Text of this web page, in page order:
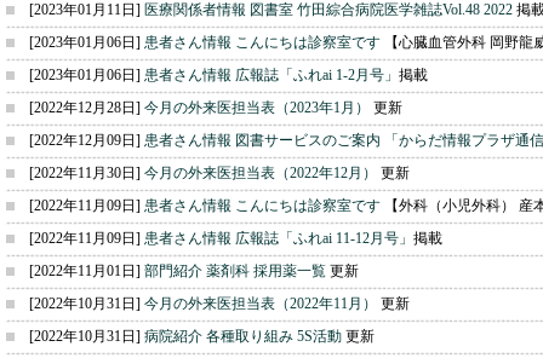
[2023年01月11日] 医療関係者情報 図書室 竹田綜合病院医学雑誌Vol.48 2022 掲
[2023年01月06日] 患者さん情報 こんにちは診察室です 【心臓血管外科 岡野龍
[2023年01月06日] 患者さん情報 広報誌「ふれai 1-2月号」 掲載
[2022年12月28日] 今月の外来医担当表（2023年1月）
更新
[2022年12月09日] 患者さん情報 図書サービスのご案内 「からだ情報プラザ通
[2022年11月30日] 今月の外来医担当表（2022年12月）
更新
[2022年11月09日] 患者さん情報 こんにちは診察室です 【外科（小児外科） 産
[2022年11月09日] 患者さん情報 広報誌「ふれai 11-12月号」 掲載
[2022年11月01日] 部門紹介 薬剤科 採用薬一覧 更新
[2022年10月31日] 今月の外来医担当表（2022年11月）
更新
[2022年10月31日] 病院紹介 各種取り組み 5S活動 更新